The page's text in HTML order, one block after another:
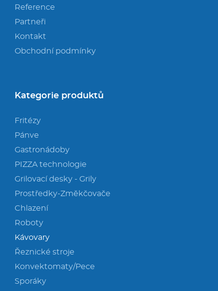
Reference
Partneři
Kontakt
Obchodní podmínky
Kategorie produktů
Fritézy
Pánve
Gastronádoby
PIZZA technologie
Grilovací desky - Grily
Prostředky-Změkčovače
Chlazení
Roboty
Kávovary
Řeznické stroje
Konvektomaty/Pece
Sporáky